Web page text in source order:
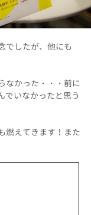
でしたが、他にも
なかった・・・前に
でいなかったと思う
燃えてきます！また